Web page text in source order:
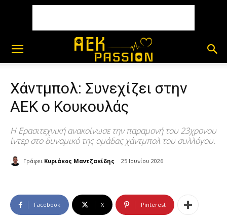
Χάντμπολ: Συνεχίζει στην
ΑΕΚ ο Κουκουλάς
Η Ερασιτεχνική ανακοίνωσε την παραμονή του 23χρονου
ίντερ στο δυναμικό της ομάδας χάντμπολ του συλλόγου.
Γράφει Κυριάκος Μαντζακίδης 25 Ιουνίου 2026
Facebook X Pinterest